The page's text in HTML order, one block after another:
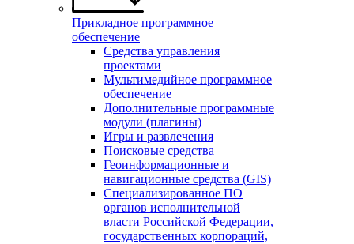
Прикладное программное
обеспечение
Средства управления
проектами
Мультимедийное программное
обеспечение
Дополнительные программные
модули (плагины)
Игры и развлечения
Поисковые средства
Геоинформационные и
навигационные средства (GIS)
Специализированное ПО
органов исполнительной
власти Российской Федерации,
государственных корпораций,